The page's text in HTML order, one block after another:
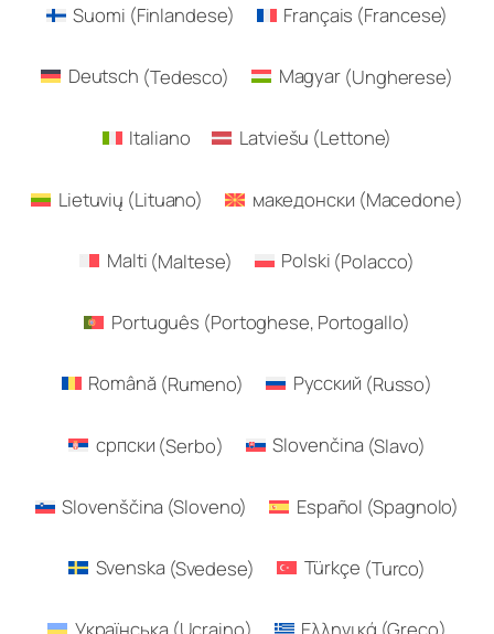
Suomi (Finlandese) Français (Francese)
Deutsch (Tedesco) Magyar (Ungherese)
Italiano Latviešu (Lettone)
Lietuvių (Lituano) македонски (Macedone)
Malti (Maltese) Polski (Polacco)
Português (Portoghese, Portogallo)
Română(Rumeno) Русский (Russo)
српски (Serbo) Slovenčina (Slavo)
Slovenščina (Sloveno) Español (Spagnolo)
Svenska(Svedese) Türkçe (Turco)